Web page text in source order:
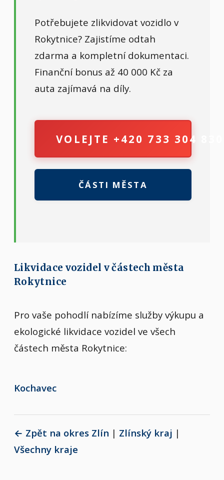
Potřebujete zlikvidovat vozidlo v
Rokytnice? Zajistíme odtah
zdarma a kompletní dokumentaci.
Finanční bonus až 40 000 Kč za
auta zajímavá na díly.
VOLEJTE +420 733 304 830
ČÁSTI MĚSTA
Likvidace vozidel v částech města
Rokytnice
Pro vaše pohodlí nabízíme služby výkupu a
ekologické likvidace vozidel ve všech
částech města Rokytnice:
Kochavec
← Zpět na okres Zlín | Zlínský kraj |
Všechny kraje